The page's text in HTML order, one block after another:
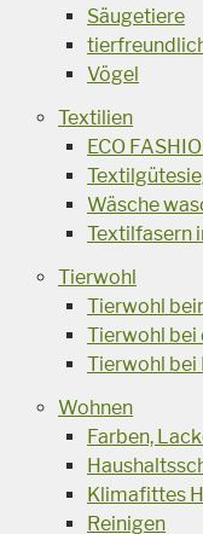
Säugetiere
Vögel
Textilien
ECO
Wäsche
Textilfasern
Tierwohl
Tierwohl
Tierwohl bei
Tierwohl bei
Wohnen
Farben,
Klimafittes
Reinigen